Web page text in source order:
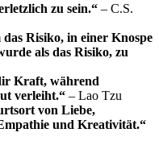
zu sein.“ – C.S.
Risiko, in einer Knospe
als das Risiko, zu
Kraft, während
verleiht.“ – Lao Tzu
von Liebe,
und Kreativität.“